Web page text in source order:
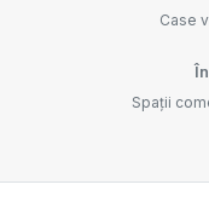
Case
Spații